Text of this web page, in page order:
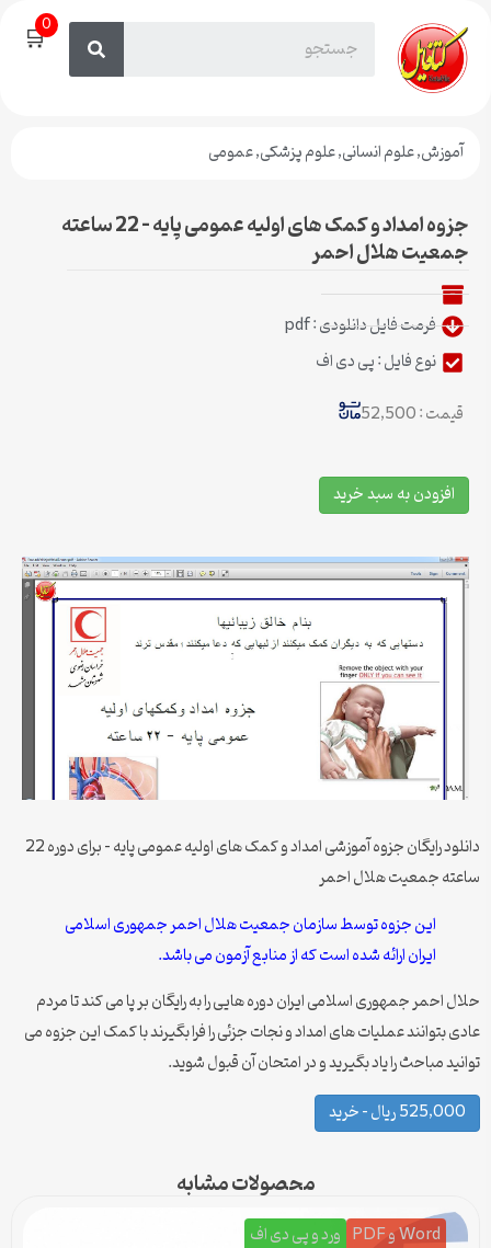
🛒0
آموزش,علوم انسانی,علوم پزشکی,عمومی
جزوه امداد و کمک های اولیه عمومی پایه – 22 ساعته
جمعیت هلال احمر
فرمت فایل دانلودی : pdf
نوع فایل : پی دی اف
قیمت : 52,500
افزودن به سبد خرید
دانلود رایگان جزوه آموزشی امداد و کمک های اولیه عمومی پایه – برای دوره 22
ساعته جمعیت هلال احمر
این جزوه توسط سازمان جمعیت هلال احمر جمهوری اسلامی
ایران ارائه شده است که از منابع آزمون می باشد.
حلال احمر جمهوری اسلامی ایران دوره هایی را به رایگان بر پا می کند تا مردم
عادی بتوانند عملیات های امداد و نجات جزئی را فرا بگیرند با کمک این جزوه می
توانید مباحث را یاد بگیرید و در امتحان آن قبول شوید.
525,000 ریال – خرید
محصولات مشابه
Word و PDF ورد و پی دی اف